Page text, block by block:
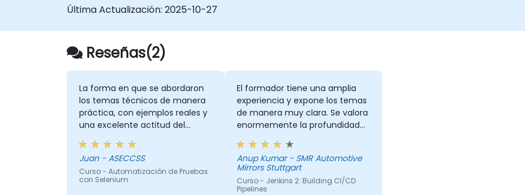
Última Actualización: 2025-10-27
Reseñas(2)
La forma en que se abordaron
los temas técnicos de manera
práctica, con ejemplos reales y
una excelente actitud del
instructor.
Juan - ASECCSS
Curso - Automatización de Pruebas
con Selenium
El formador tiene una amplia
experiencia y expone los temas
de manera muy clara. Se valora
enormemente la profundidad
de sus conocimientos y su
pasión por enseñar.
Anup Kumar - SMR Automotive
Mirrors Stuttgart
Curso - Jenkins 2: Building CI/CD
Pipelines